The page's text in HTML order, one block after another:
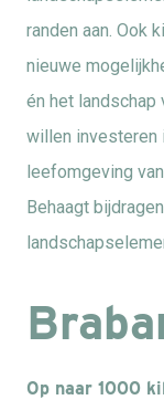
randen aan. Ook
nieuwe
én het landschap
willen investeren
leefomgeving
Behaagt
Op naar 1000